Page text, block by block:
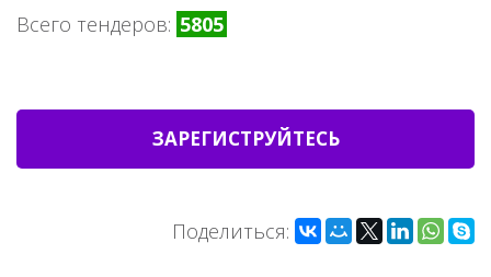
Всего тендеров: 5805
ЗАРЕГИСТРУЙТЕСЬ
Поделиться: